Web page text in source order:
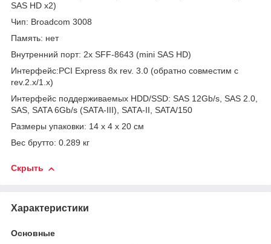
SAS HD x2)
Чип: Broadcom 3008
Память: нет
Внутренний порт: 2x SFF-8643 (mini SAS HD)
Интерфейс:PCI Express 8x rev. 3.0 (обратно совместим с
rev.2.x/1.х)
Интерфейс поддерживаемых HDD/SSD: SAS 12Gb/s, SAS 2.0,
SAS, SATA 6Gb/s (SATA-III), SATA-II, SATA/150
Размеры упаковки: 14 x 4 x 20 см
Вес брутто: 0.289 кг
Скрыть
Характеристики
Основные